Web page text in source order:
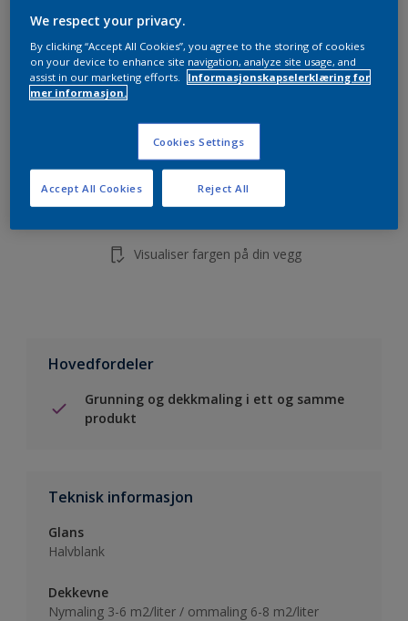
10L
Finn en forhandler
Visualiser fargen på din vegg
Hovedfordeler
Grunning og dekkmaling i ett og samme
produkt
Teknisk informasjon
Glans
Halvblank
Dekkevne
Nymaling 3-6 m2/liter / ommaling 6-8 m2/liter
We respect your privacy.
By clicking “Accept All Cookies”, you agree to the storing of cookies
on your device to enhance site navigation, analyze site usage, and
assist in our marketing efforts.
Informasjonskapselerklæring for
mer informasjon.
Cookies Settings
Reject All
Accept All Cookies